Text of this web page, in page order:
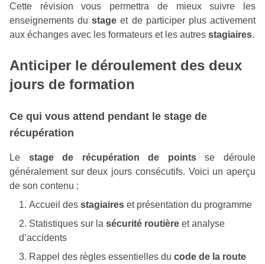
Cette révision vous permettra de mieux suivre les
enseignements dustage et de participer plus activement
aux échanges avec les formateurs et les autres stagiaires.
Anticiper le déroulement des deux
jours de formation
Ce qui vous attend pendant le stage de
récupération
Le stage de récupération de pointsse déroule
généralement sur deux jours consécutifs. Voici un aperçu
de son contenu :
Accueil des stagiaires et présentation du programme
Statistiques sur la sécurité routière et analyse
d’accidents
Rappel des règles essentielles du code de la route